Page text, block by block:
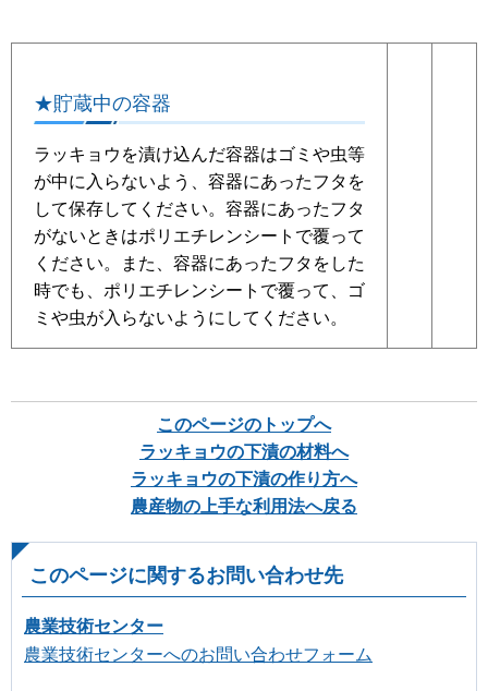
★貯蔵中の容器
ラッキョウを漬け込んだ容器はゴミや虫等
が中に入らないよう、容器にあったフタを
して保存してください。容器にあったフタ
がないときはポリエチレンシートで覆って
ください。また、容器にあったフタをした
時でも、ポリエチレンシートで覆って、ゴ
ミや虫が入らないようにしてください。
このページのトップへ
ラッキョウの下漬の材料へ
ラッキョウの下漬の作り方へ
農産物の上手な利用法へ戻る
このページに関するお問い合わせ先
農業技術センター
農業技術センターへのお問い合わせフォーム